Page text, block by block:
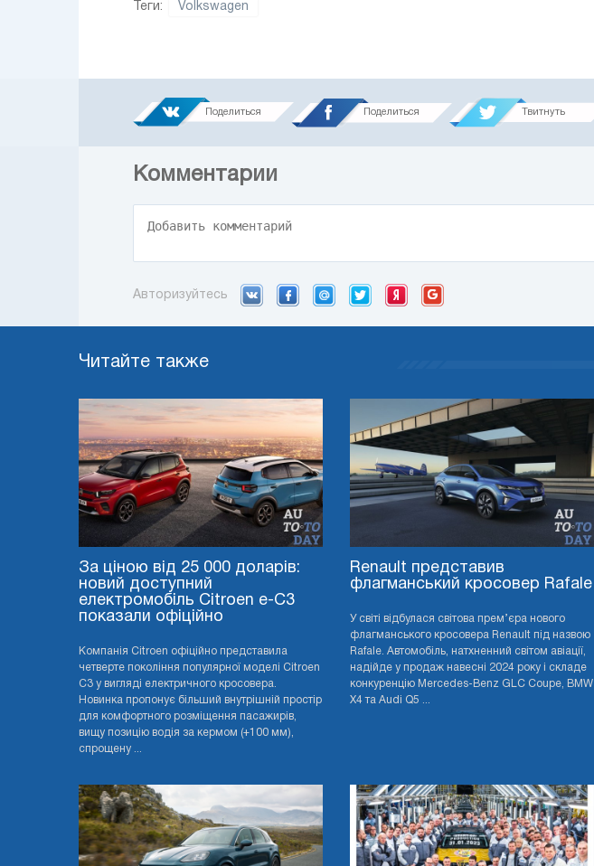
Теги: Volkswagen
Поделиться Поделиться Твитнуть
Комментарии
Авторизуйтесь
Читайте также
За ціною від 25 000 доларів:
новий доступний
електромобіль Citroen e-C3
показали офіційно
Компанія Citroen офіційно представила
четверте покоління популярної моделі Citroen
C3 у вигляді електричного кросовера.
Новинка пропонує більший внутрішній простір
для комфортного розміщення пасажирів,
вищу позицію водія за кермом (+100 мм),
спрощену ...
Renault представив
флагманський кросовер Rafale
У світі відбулася світова прем’єра нового
флагманського кросовера Renault під назвою
Rafale. Автомобіль, натхненний світом авіації,
надійде у продаж навесні 2024 року і складе
конкуренцію Mercedes-Benz GLC Coupe, BMW
X4 та Audi Q5 ...